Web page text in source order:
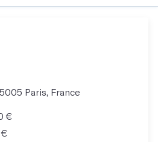
Paris, France
€